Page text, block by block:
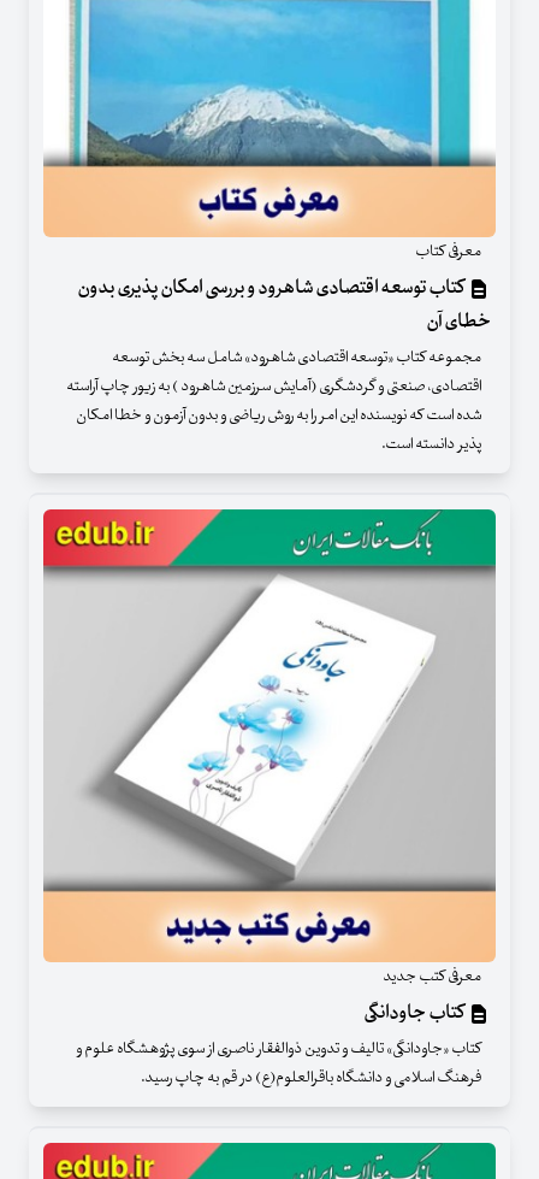
معرفی کتاب
کتاب توسعه اقتصادی شاهرود و بررسی امکان پذیری بدون
خطای آن
مجموعه کتاب «توسعه اقتصادی شاهرود» شامل سه بخش توسعه
اقتصادی، صنعتی و گردشگری (آمایش سرزمین شاهرود ) به زیور چاپ آراسته
شده است که نویسنده این امر را به روش ریاضی و بدون آزمون و خطا امکان
پذیر دانسته است.
معرفی کتب جدید
کتاب جاودانگی
کتاب «جاودانگی» تالیف و تدوین ذوالفقار ناصری از سوی پژوهشگاه علوم و
فرهنگ اسلامی و دانشگاه باقرالعلوم(ع) در قم به چاپ رسید.